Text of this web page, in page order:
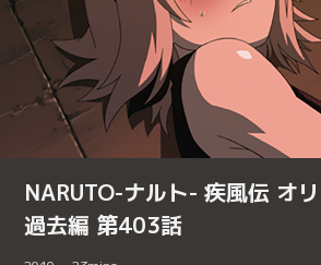
NARUTO-ナルト- 疾風伝 オリ
過去編 第403話